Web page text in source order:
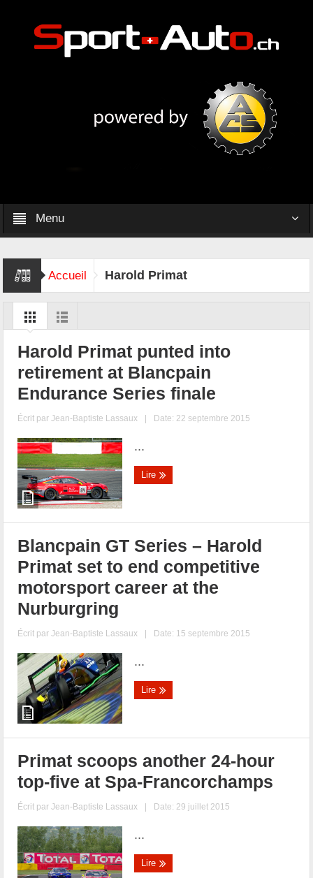
Menu
Accueil Harold Primat
Harold Primat punted into
retirement at Blancpain
Endurance Series finale
Écrit parJean-Baptiste Lassaux | Date: 22 septembre 2015
...
Lire
Blancpain GT Series – Harold
Primat set to end competitive
motorsport career at the
Nurburgring
Écrit parJean-Baptiste Lassaux | Date: 15 septembre 2015
...
Lire
Primat scoops another 24-hour
top-five at Spa-Francorchamps
Écrit parJean-Baptiste Lassaux | Date: 29 juillet 2015
...
Lire